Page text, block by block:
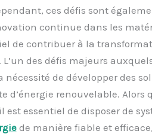
ces défis sont
continue dans les
de contribuer à la
des défis majeurs
de développer des
d’énergie renouvelable. Alors
essentiel de disposer de
de manière fiable et